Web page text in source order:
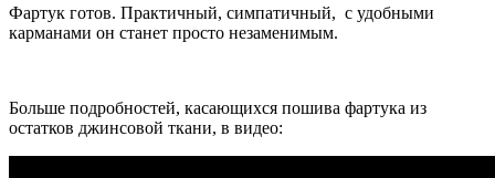
Фартук готов. Практичный, симпатичный, с удобными
карманами он станет просто незаменимым.
Больше подробностей, касающихся пошива фартука из
остатков джинсовой ткани, в видео: